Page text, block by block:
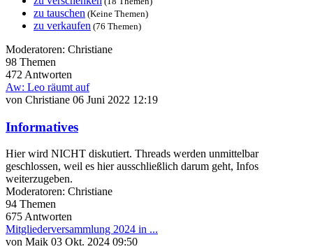
zu tauschen (Keine Themen)
zu verkaufen (76 Themen)
Moderatoren: Christiane
98 Themen
472 Antworten
Aw: Leo räumt auf
von Christiane 06 Juni 2022 12:19
Informatives
Hier wird NICHT diskutiert. Threads werden unmittelbar
geschlossen, weil es hier ausschließlich darum geht, Infos
weiterzugeben.
Moderatoren: Christiane
94 Themen
675 Antworten
Mitgliederversammlung 2024 in ...
von Maik 03 Okt. 2024 09:50